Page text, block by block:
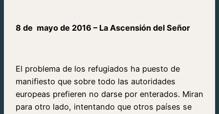
8 de mayo de 2016 – La Ascensión del Señor
El problema de los refugiados ha puesto de
manifiesto que sobre todo las autoridades
europeas prefieren no darse por enterados. Miran
para otro lado, intentando que otros países se